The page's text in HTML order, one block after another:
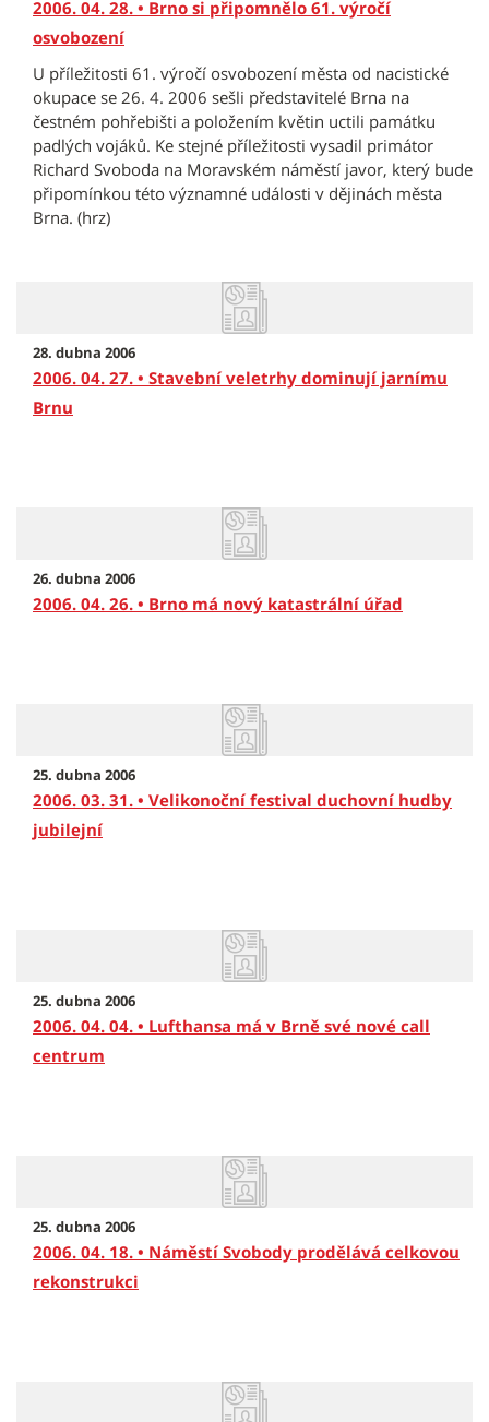
2006. 04. 28. • Brno si připomnělo 61. výročí
osvobození
U příležitosti 61. výročí osvobození města od nacistické
okupace se 26. 4. 2006 sešli představitelé Brna na
čestném pohřebišti a položením květin uctili památku
padlých vojáků. Ke stejné příležitosti vysadil primátor
Richard Svoboda na Moravském náměstí javor, který bude
připomínkou této významné události v dějinách města
Brna. (hrz)
28. dubna 2006
2006. 04. 27. • Stavební veletrhy dominují jarnímu
Brnu
26. dubna 2006
2006. 04. 26. • Brno má nový katastrální úřad
25. dubna 2006
2006. 03. 31. • Velikonoční festival duchovní hudby
jubilejní
25. dubna 2006
2006. 04. 04. • Lufthansa má v Brně své nové call
centrum
25. dubna 2006
2006. 04. 18. • Náměstí Svobody prodělává celkovou
rekonstrukci